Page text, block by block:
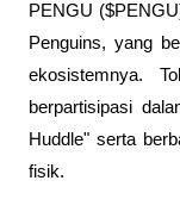
PENGU
Penguins, yang
ekosistemnya.
berpartisipasi
Huddle" serta
fisik.